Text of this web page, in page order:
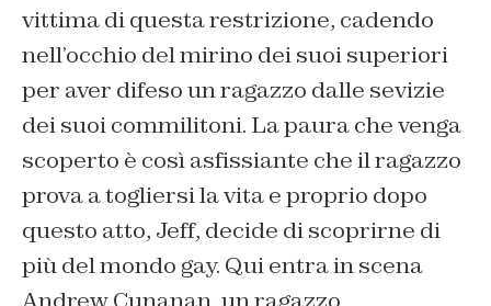
vittima di questa restrizione, cadendo
nell’occhio del mirino dei suoi superiori
per aver difeso un ragazzo dalle sevizie
dei suoi commilitoni. La paura che venga
scoperto è così asfissiante che il ragazzo
prova a togliersi la vita e proprio dopo
questo atto, Jeff, decide di scoprirne di
più del mondo gay. Qui entra in scena